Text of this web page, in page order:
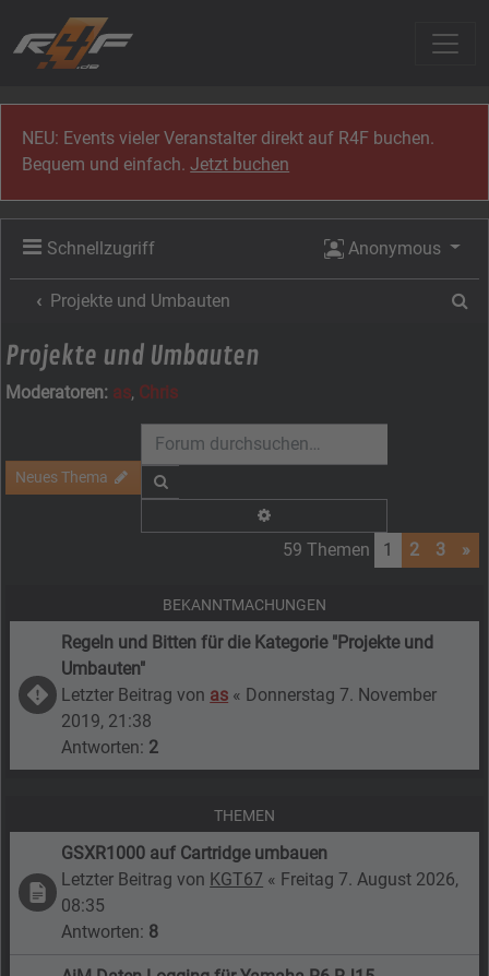
NEU: Events vieler Veranstalter direkt auf R4F buchen.
Bequem und einfach.Jetzt buchen
Schnellzugriff Anonymous
Projekte und Umbauten
Projekte und Umbauten
Moderatoren: as, Chris
Neues Thema
59 Themen 1 2 3 »
BEKANNTMACHUNGEN
Regeln und Bitten für die Kategorie "Projekte und
Umbauten"
Letzter Beitrag von as « Donnerstag 7. November
2019, 21:38
Antworten: 2
THEMEN
GSXR1000 auf Cartridge umbauen
Letzter Beitrag von KGT67 « Freitag 7. August 2026,
08:35
Antworten: 8